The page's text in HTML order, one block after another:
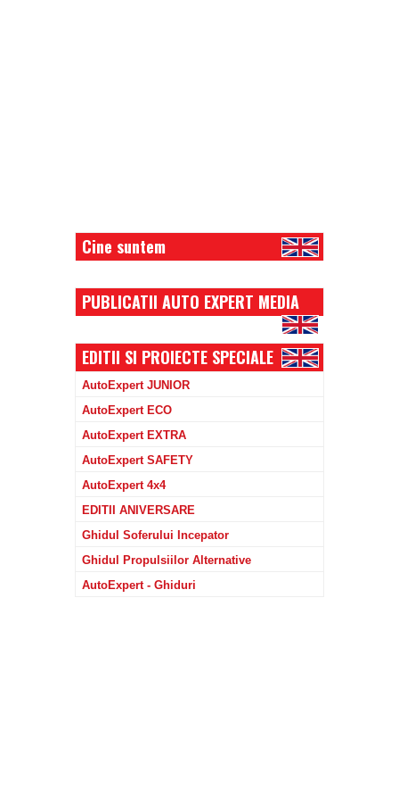
Cine suntem
PUBLICATII AUTO EXPERT MEDIA
EDITII SI PROIECTE SPECIALE
AutoExpert JUNIOR
AutoExpert ECO
AutoExpert EXTRA
AutoExpert SAFETY
AutoExpert 4x4
EDITII ANIVERSARE
Ghidul Soferului Incepator
Ghidul Propulsiilor Alternative
AutoExpert - Ghiduri